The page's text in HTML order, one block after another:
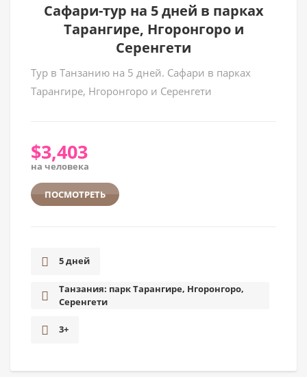
Сафари-тур на 5 дней в парках
Тарангире, Нгоронгоро и
Серенгети
Тур в Танзанию на 5 дней. Сафари в парках
Тарангире, Нгоронгоро и Серенгети
$3,403
на человека
ПОСМОТРЕТЬ
5 дней
Танзания: парк Тарангире, Нгоронгоро,
Серенгети
3+